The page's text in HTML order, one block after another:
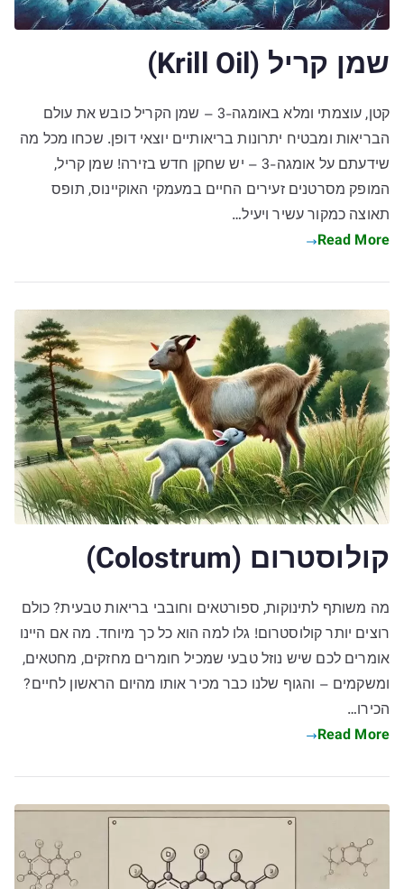
שמן קריל (Krill Oil)
קטן, עוצמתי ומלא באומגה-3 – שמן הקריל כובש את עולם
הבריאות ומבטיח יתרונות בריאותיים יוצאי דופן. שכחו מכל מה
שידעתם על אומגה-3 – יש שחקן חדש בזירה! שמן קריל,
המופק מסרטנים זעירים החיים במעמקי האוקיינוס, תופס
תאוצה כמקור עשיר ויעיל…
Read More
קולוסטרום (Colostrum)
מה משותף לתינוקות, ספורטאים וחובבי בריאות טבעית? כולם
רוצים יותר קולוסטרום! גלו למה הוא כל כך מיוחד. מה אם היינו
אומרים לכם שיש נוזל טבעי שמכיל חומרים מחזקים, מחטאים,
ומשקמים – והגוף שלנו כבר מכיר אותו מהיום הראשון לחיים?
הכירו…
Read More